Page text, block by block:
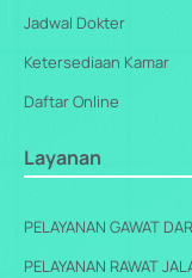
Jadwal Dokter
Ketersediaan Kamar
Daftar Online
Layanan
PELAYANAN GAWAT
PELAYANAN RAWAT